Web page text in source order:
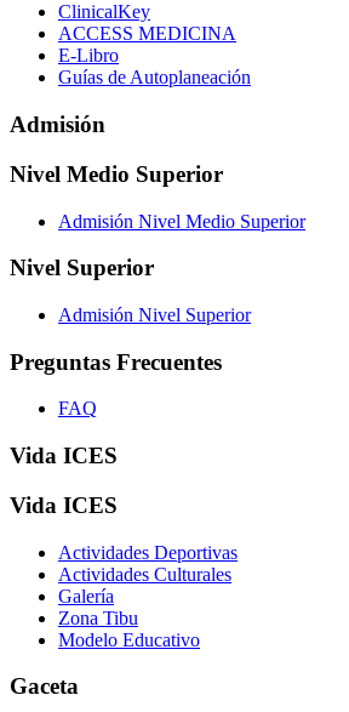
ClinicalKey
ACCESS MEDICINA
E-Libro
Guías de Autoplaneación
Admisión
Nivel Medio Superior
Admisión Nivel Medio Superior
Nivel Superior
Admisión Nivel Superior
Preguntas Frecuentes
FAQ
Vida ICES
Vida ICES
Actividades Deportivas
Actividades Culturales
Galería
Zona Tibu
Modelo Educativo
Gaceta